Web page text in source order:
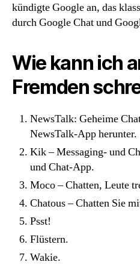
kündigte Google an, das
durch Google Chat und
Wie kann ich
Fremden
NewsTalk: Geheime
NewsTalk-App herunter.
Kik – Messaging- und
und Chat-App.
Moco – Chatten, Leute
Chatous – Chatten Sie
Psst!
Flüstern.
Wakie.